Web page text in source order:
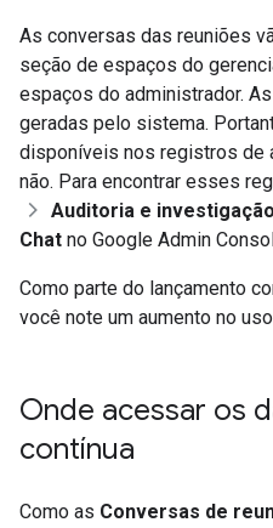
As conversas das reuniões
seção de espaços do
espaços do administrador.
geradas pelo sistema.
disponíveis nos registros de
não. Para encontrar esses
Auditoria e investigação
Chat no Google Admin
Como parte do lançamento
você note um aumento no
Onde acessar os
contínua
Como as Conversas de